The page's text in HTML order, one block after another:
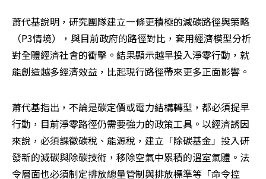
蕭代基說明，研究團隊建立一條更積極的減碳路徑與策略
（P3情境），與目前政府的路徑對比，套用經濟模型分析
對全體經濟社會的衝擊。結果顯示越早投入淨零行動，就
能創造越多經濟效益，比起現行路徑帶來更多正面影響。
蕭代基指出，不論是碳定價或電力結構轉型，都必須提早
行動，目前淨零路徑仍需要強力的政策工具。以經濟誘因
來說，必須課徵碳稅、能源稅，建立「除碳基金」投入研
發新的減碳與除碳技術，移除空氣中累積的溫室氣體。法
令層面也必須制定排放總量管制與排放標準等「命令控